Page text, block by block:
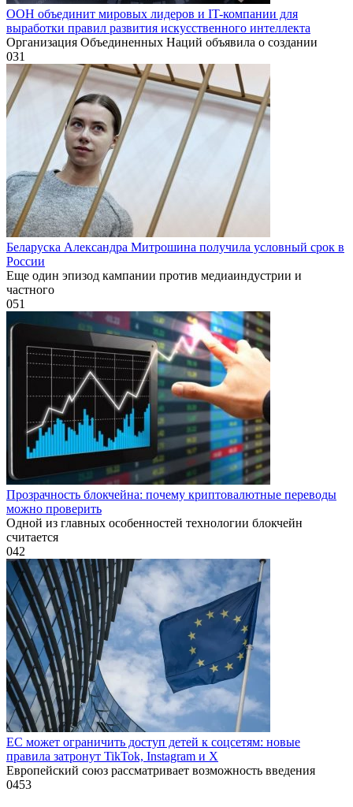
ООН объединит мировых лидеров и IT-компании для
выработки правил развития искусственного интеллекта
Организация Объединенных Наций объявила о создании
031
Беларуска Александра Митрошина получила условный срок в
России
Еще один эпизод кампании против медиаиндустрии и
частного
051
Прозрачность блокчейна: почему криптовалютные переводы
можно проверить
Одной из главных особенностей технологии блокчейн
считается
042
ЕС может ограничить доступ детей к соцсетям: новые
правила затронут TikTok, Instagram и X
Европейский союз рассматривает возможность введения
0453